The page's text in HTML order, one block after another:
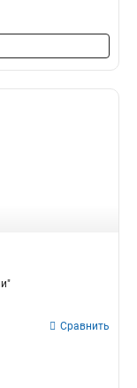
Сравнить